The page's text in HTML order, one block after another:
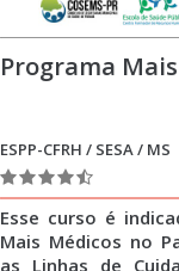
Programa
ESPP-CFRH / SESA / MS
Esse curso é
Mais Médicos no
as Linhas de